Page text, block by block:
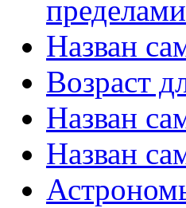
Назван
Возраст
Назван
Назван